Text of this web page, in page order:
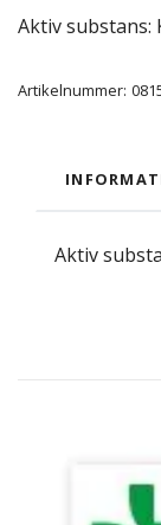
Aktiv substans:
Artikelnummer:
Aktiv